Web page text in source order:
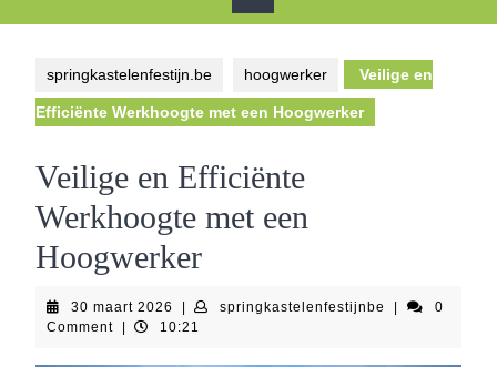
springkastelenfestijn.be hoogwerker Veilige en
Efficiënte Werkhoogte met een Hoogwerker
Veilige en Efficiënte
Werkhoogte met een
Hoogwerker
30 maart 2026 30
maart
springkastelenfestijnbe
0
Comment
10:21